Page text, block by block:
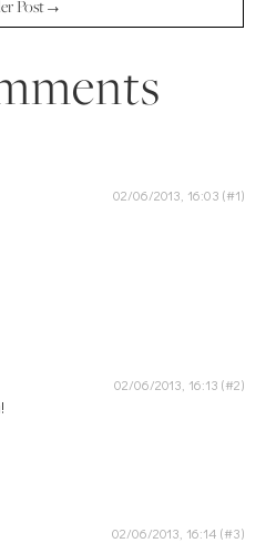
Post →
02/06/2013, 16:03
02/06/2013, 16:13
02/06/2013, 16:14